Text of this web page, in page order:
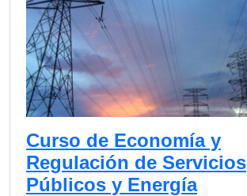
Curso de Economía y
Regulación de Servicios
Públicos y Energía